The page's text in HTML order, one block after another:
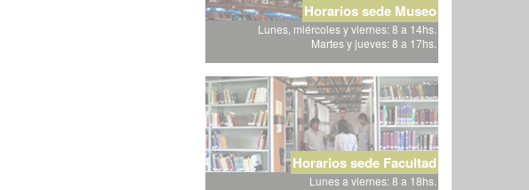
Horarios sede Museo
Lunes, miércoles y viernes: 8 a 14hs.
Martes y jueves: 8 a 17hs.
Horarios sede Facultad
Lunes a viernes: 8 a 18hs.